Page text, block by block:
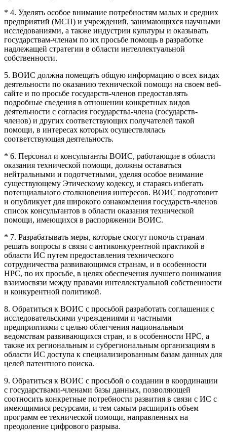
* 4. Уделять особое внимание потребностям малых и средних
предприятий (МСП) и учреждений, занимающихся научными
исследованиями, а также индустрии культуры и оказывать
государствам-членам по их просьбе помощь в разработке
надлежащей стратегии в области интеллектуальной
собственности.
5. ВОИС должна помещать общую информацию о всех видах
деятельности по оказанию технической помощи на своем веб-
сайте и по просьбе государств-членов предоставлять
подробные сведения в отношении конкретных видов
деятельности с согласия государства-члена (государств-
членов) и других соответствующих получателей такой
помощи, в интересах которых осуществлялась
соответствующая деятельность.
* 6. Персонал и консультанты ВОИС, работающие в области
оказания технической помощи, должны оставаться
нейтральными и подотчетными, уделяя особое внимание
существующему Этическому кодексу, и стараясь избегать
потенциального столкновения интересов. ВОИС подготовит
и опубликует для широкого ознакомления государств-членов
список консультантов в области оказания технической
помощи, имеющихся в распоряжении ВОИС.
* 7. Разрабатывать меры, которые смогут помочь странам
решать вопросы в связи с антиконкурентной практикой в
области ИС путем предоставления технического
сотрудничества развивающимся странам, и в особенности
НРС, по их просьбе, в целях обеспечения лучшего понимания
взаимосвязи между правами интеллектуальной собственности
и конкурентной политикой.
8. Обратиться к ВОИС с просьбой разработать соглашения с
исследовательскими учреждениями и частными
предприятиями с целью облегчения национальным
ведомствам развивающихся стран, и в особенности НРС, а
также их региональным и субрегиональным организациям в
области ИС доступа к специализированным базам данных для
целей патентного поиска.
9. Обратиться к ВОИС с просьбой о создании в координации
с государствами-членами базы данных, позволяющей
соотносить конкретные потребности развития в связи с ИС с
имеющимися ресурсами, и тем самым расширить объем
программ ее технической помощи, направленных на
преодоление цифрового разрыва.